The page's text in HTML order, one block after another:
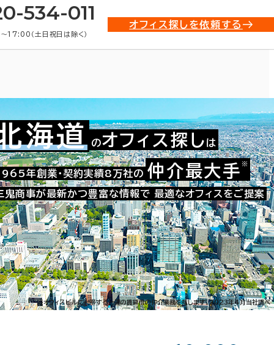
534-011
17:00（土日祝日は除く）
オフィス探しを依頼する
所)・賃貸オフィス物件一覧
件で絞り込む
海道 のオフィス探し は
年創業・契約実績8万社の 仲介最大手 ※
鬼商事が最新かつ豊富な情報で 最適なオフィスをご提案
※オフィスビルに付帯する一連の賃貸借の仲介業務を指します。2023年4月当社調べ